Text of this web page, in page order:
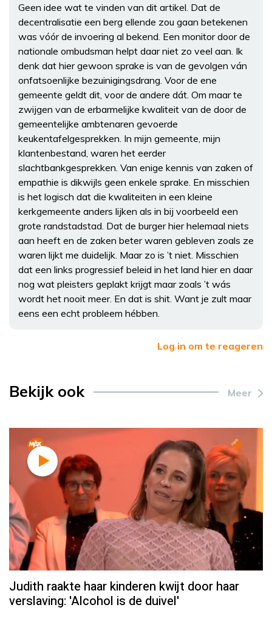
Geen idee wat te vinden van dit artikel. Dat de
decentralisatie een berg ellende zou gaan betekenen
was vóór de invoering al bekend. Een monitor door de
nationale ombudsman helpt daar niet zo veel aan. Ik
denk dat hier gewoon sprake is van de gevolgen ván
onfatsoenlijke bezuinigingsdrang. Voor de ene
gemeente geldt dit, voor de andere dát. Om maar te
zwijgen van de erbarmelijke kwaliteit van de door de
gemeentelijke ambtenaren gevoerde
keukentafelgesprekken. In mijn gemeente, mijn
klantenbestand, waren het eerder
slachtbankgesprekken. Van enige kennis van zaken of
empathie is dikwijls geen enkele sprake. En misschien
is het logisch dat die kwaliteiten in een kleine
kerkgemeente anders lijken als in bij voorbeeld een
grote randstadstad. Dat de burger hier helemaal niets
aan heeft en de zaken beter waren gebleven zoals ze
waren lijkt me duidelijk. Maar zo is ’t niet. Misschien
dat een links progressief beleid in het land hier en daar
nog wat pleisters geplakt krijgt maar zoals ’t wás
wordt het nooit meer. En dat is shit. Want je zult maar
eens een echt probleem hébben.
Log in om te reageren
Bekijk ook Meer
Judith raakte haar kinderen kwijt door haar
verslaving: 'Alcohol is de duivel'